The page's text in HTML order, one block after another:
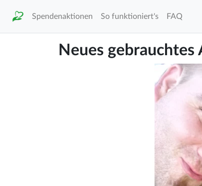
Spendenaktionen So funktioniert's FAQ
Neues gebrauchtes